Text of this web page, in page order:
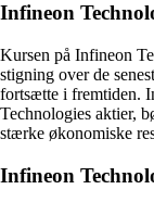
Infineon
Kursen på Infineon
stigning over de
fortsætte i fremtiden.
Technologies aktier,
stærke økonomiske
Infineon